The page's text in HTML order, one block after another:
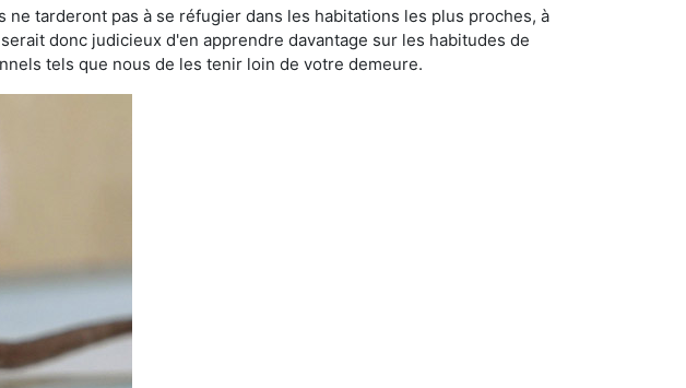
tarderont pas à se réfugier dans les habitations les plus proches, à
donc judicieux d'en apprendre davantage sur les habitudes de
tels que nous de les tenir loin de votre demeure.